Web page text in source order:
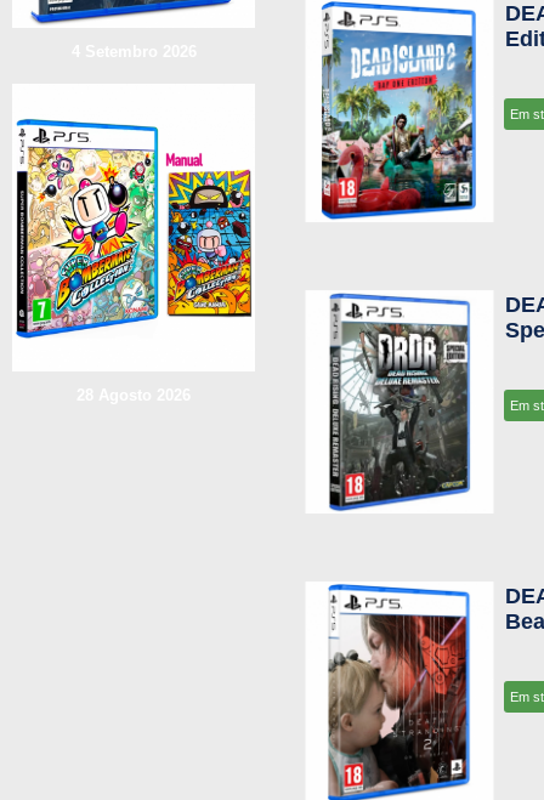
Em
Em
Em